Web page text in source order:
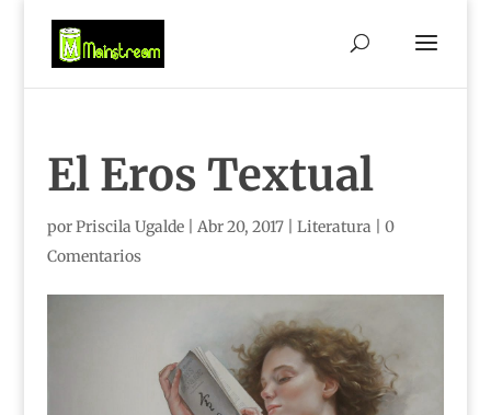
El Eros Textual
porPriscila Ugalde| Abr 20, 2017| Literatura
0
Comentarios